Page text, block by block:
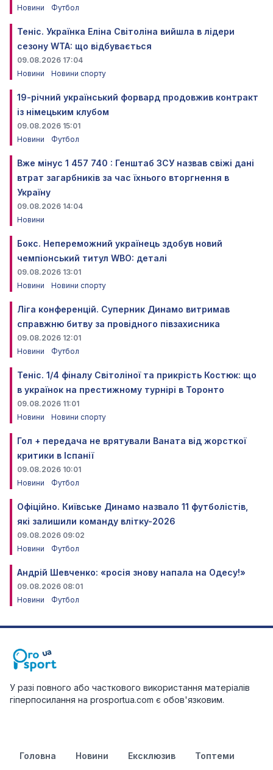
Новини
Футбол
Теніс. Українка Еліна Світоліна вийшла в лідери
сезону WTA: що відбувається
09.08.2026 17:04
Новини
Новини спорту
19-річний український форвард продовжив контракт
із німецьким клубом
09.08.2026 15:01
Новини
Футбол
Вже мінус 1 457 740 : Генштаб ЗСУ назвав свіжі дані
втрат загарбників за час їхнього вторгнення в
Україну
09.08.2026 14:04
Новини
Бокс. Непереможний українець здобув новий
чемпіонський титул WBO: деталі
09.08.2026 13:01
Новини
Новини спорту
Ліга конференцій. Суперник Динамо витримав
справжню битву за провідного півзахисника
09.08.2026 12:01
Новини
Футбол
Теніс. 1/4 фіналу Світоліної та прикрість Костюк: що
в українок на престижному турнірі в Торонто
09.08.2026 11:01
Новини
Новини спорту
Гол + передача не врятували Ваната від жорсткої
критики в Іспанії
09.08.2026 10:01
Новини
Футбол
Офіційно. Київське Динамо назвало 11 футболістів,
які залишили команду влітку-2026
09.08.2026 09:02
Новини
Футбол
Андрій Шевченко: «росія знову напала на Одесу!»
09.08.2026 08:01
Новини
Футбол
У разі повного або часткового використання матеріалів
гіперпосилання на prosportua.com є обов'язковим.
Головна Новини Ексклюзив Топтеми